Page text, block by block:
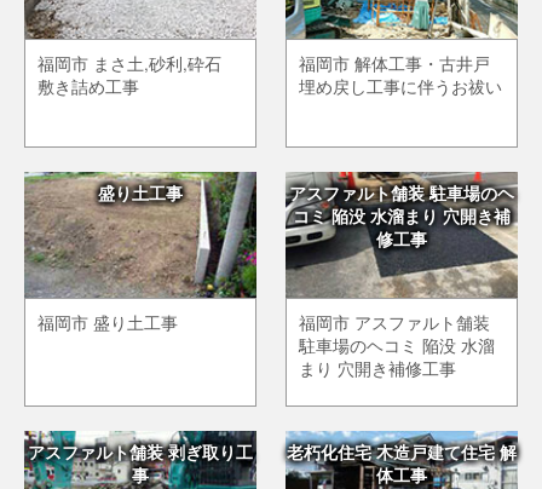
福岡市 まさ土,砂利,砕石
敷き詰め工事
福岡市 解体工事・古井戸
埋め戻し工事に伴うお祓い
盛り土工事
福岡市 盛り土工事
アスファルト舗装 駐車場のヘ
コミ 陥没 水溜まり 穴開き補
修工事
福岡市 アスファルト舗装
駐車場のヘコミ 陥没 水溜
まり 穴開き補修工事
アスファルト舗装 剥ぎ取り工
事
老朽化住宅 木造戸建て住宅 解
体工事